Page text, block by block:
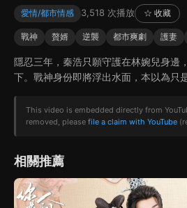
愛情/都市情感 3,518 次播放 ☆ 收藏
戰神 贅婿 逆襲 都市爽劇 護妻
隱忍三年，秦浩只願守護在林婉兒身邊
下。戰神身份即將浮出水面，本以為只
This video is embedded directly from
removed, please file a claim with YouTube
相關推薦